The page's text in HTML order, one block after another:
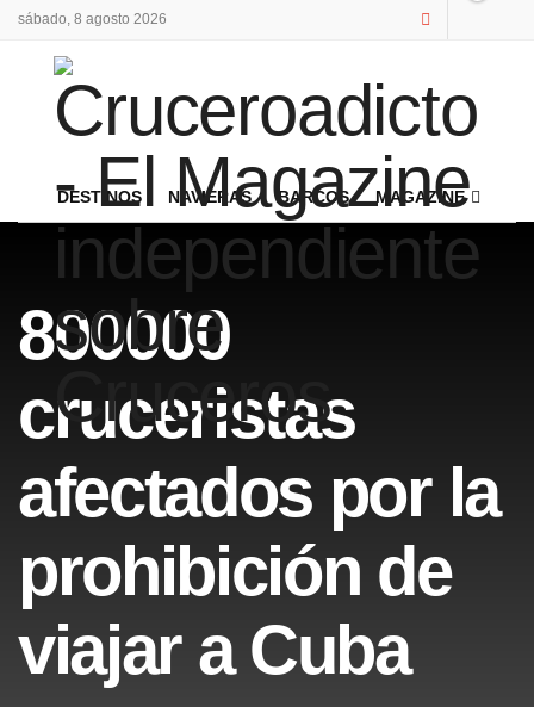
sábado, 8 agosto 2026
DESTINOS NAVIERAS BARCOS MAGAZINE
800000
cruceristas
afectados por la
prohibición de
viajar a Cuba